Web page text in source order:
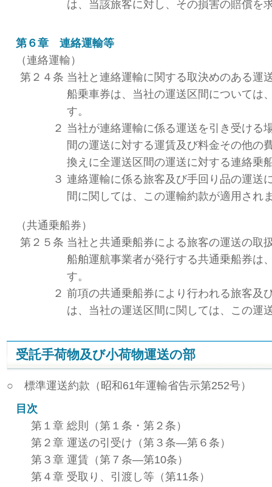
は、当該旅客に対し、その損害の賠償を
第６章 連絡運輸等
（連絡運輸）
第２４条 当社と連絡運輸に関する取決めのある運
船乗車券は、当社の運送区間については
す。
２ 当社が連絡運輸に係る運送を引き受ける
間の運送に対する運賃及び料金その他の
換えに全運送区間の運送に対する連絡乗
３ 連絡運輸に係る旅客及び手回り品の運送
間に関しては、この運輸約款が適用され
（共通乗船券）
第２５条 当社と共通乗船券による旅客の運送の取
船舶運航事業者が発行する共通乗船券は
す。
２ 前項の共通乗船券により行われる旅客及
は、当社の運送区間に関しては、この運
受託手荷物及び小荷物運送の部
○ 標準運送約款（昭和61年運輸省告示第252号）
目次
第１章 総則（第１条・第２条）
第２章 運送の引受け（第３条―第６条）
第３章 運賃（第７条―第10条）
第４章 受取り、引渡し等（第11条）